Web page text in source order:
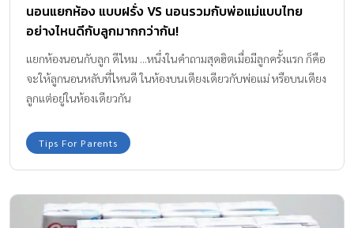
นอนแยกห้อง แบบฝรั่ง VS นอนรวมกับพ่อแม่แบบไทย
อย่างไหนดีกับลูกมากกว่ากัน!
แยกห้องนอนกับลูก ดีไหม ...หนึ่งในคำถามสุดฮิตเมื่อมีลูกครั้งแรก ก็คือ
จะให้ลูกนอนหลับที่ไหนดี ในห้องบนเตียงเดียวกับพ่อแม่ หรือบนเตียง
ลูกแต่อยู่ในห้องเดียวกัน
Tips For Parents